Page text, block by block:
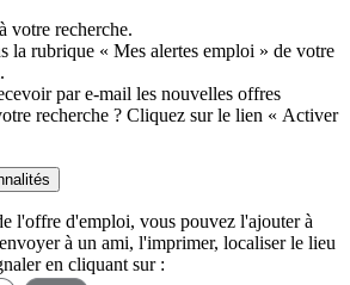
votre recherche.
la rubrique « Mes alertes emploi » de votre
par e-mail les nouvelles offres
recherche ? Cliquez sur le lien « Activer
l'offre d'emploi, vous pouvez l'ajouter à
à un ami, l'imprimer, localiser le lieu
en cliquant sur :